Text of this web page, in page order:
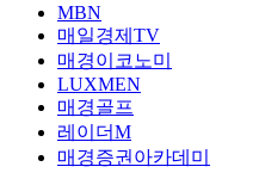
MBN
매일경제TV
매경이코노미
LUXMEN
매경골프
레이더M
매경증권아카데미